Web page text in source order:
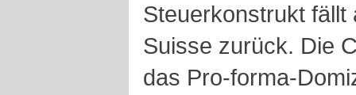
Steuerkonstrukt
Suisse zurück. Die
das Pro-forma-